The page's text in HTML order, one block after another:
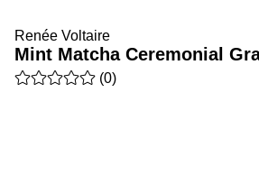
Renée Voltaire
Mint Matcha Ceremonial
Keskiarvoluokitus 0 / 5 Arvioiden
(0)